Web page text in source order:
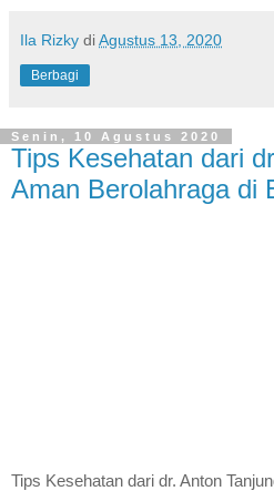
Ila Rizky diAgustus 13, 2020
Berbagi
Senin, 10 Agustus 2020
Tips Kesehatan dari
Aman Berolahraga di
Tips Kesehatan dari dr. Anton